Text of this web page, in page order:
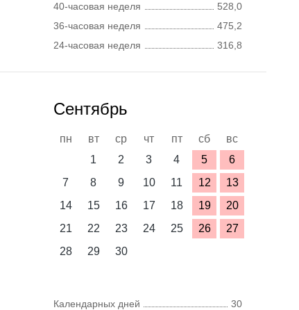
40-часовая неделя
528,0
36-часовая неделя
475,2
24-часовая неделя
316,8
Сентябрь
пн вт ср чт пт сб
вс
1
2 3 4 5
6
7
8 9 10 11 12
13
14
15 16 17 18 19
20
21
22 23 24 25 26
27
28
29 30
Календарных дней
30